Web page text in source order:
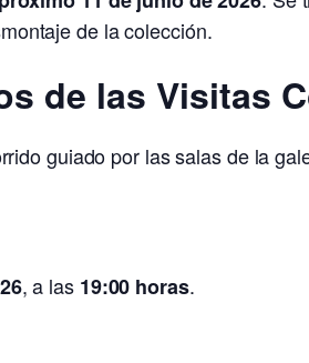
de la colección.
de las Visitas
guiado por las salas de la
, a las 19:00 horas.